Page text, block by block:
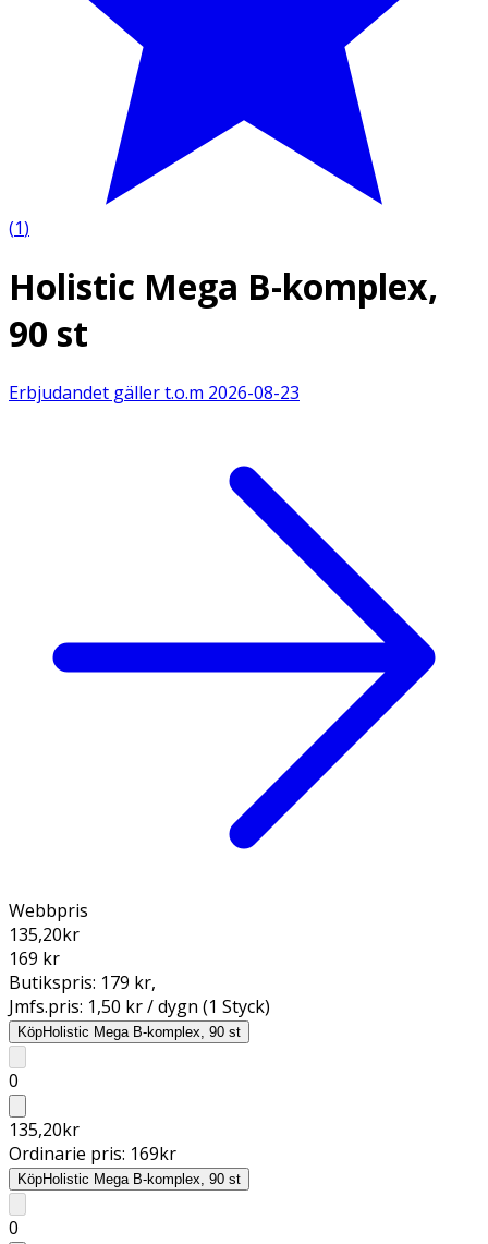
(1)
Holistic Mega B-komplex,
90 st
Erbjudandet gäller t.o.m 2026-08-23
Webbpris
135,20kr
169 kr
Butikspris: 179 kr,
Jmfs.pris: 1,50 kr / dygn (1 Styck)
KöpHolistic Mega B-komplex, 90 st
0
135,20kr
Ordinarie pris: 169kr
KöpHolistic Mega B-komplex, 90 st
0